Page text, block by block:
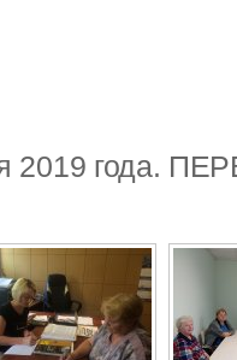
2019 года.